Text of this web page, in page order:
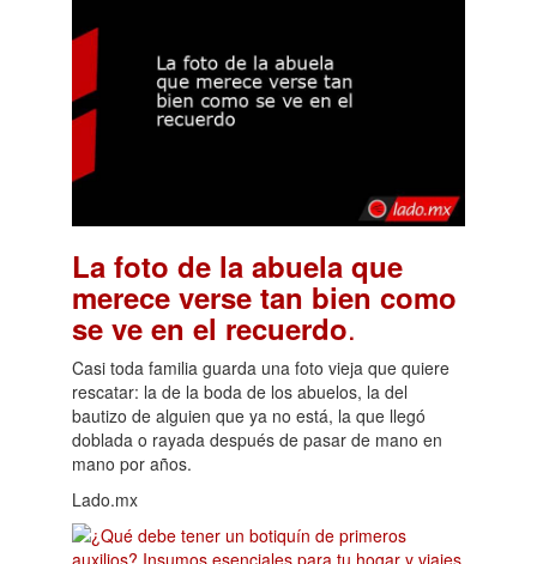
La foto de la abuela que
merece verse tan bien como
se ve en el recuerdo.
Casi toda familia guarda una foto vieja que quiere
rescatar: la de la boda de los abuelos, la del
bautizo de alguien que ya no está, la que llegó
doblada o rayada después de pasar de mano en
mano por años.
Lado.mx